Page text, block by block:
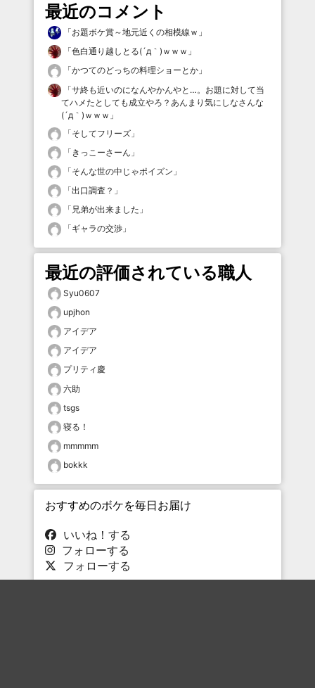
最近のコメント
「お題ボケ賞～地元近くの相模線ｗ 」
「色白通り越しとる(´д｀)ｗｗｗ 」
「かつてのどっちの料理ショーとか 」
「サ終も近いのになんやかんやと…。お題に対して当
てハメたとしても成立やろ？あんまり気にしなさんな
(´д｀)ｗｗｗ 」
「そしてフリーズ 」
「 きっこーさーん 」
「そんな世の中じゃポイズン 」
「出口調査？ 」
「 兄弟が出来ました 」
「ギャラの交渉 」
最近の評価されている職人
Syu0607
upjhon
アイデア
アイデア
プリティ慶
六助
tsgs
寝る！
mmmmm
bokkk
おすすめのボケを毎日お届け
いいね！する
フォローする
フォローする